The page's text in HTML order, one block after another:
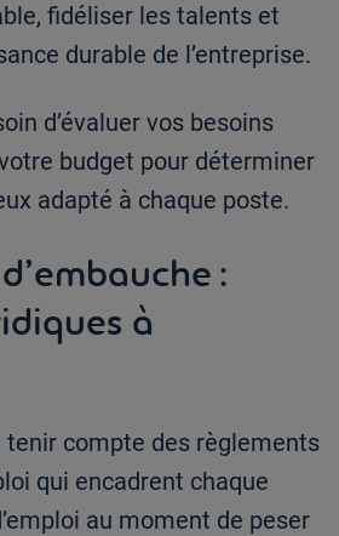
fidéliser les talents et
durable de l’entreprise.
d’évaluer vos besoins
budget pour déterminer
adapté à chaque poste.
:
à
compte des règlements
qui encadrent chaque
au moment de peser